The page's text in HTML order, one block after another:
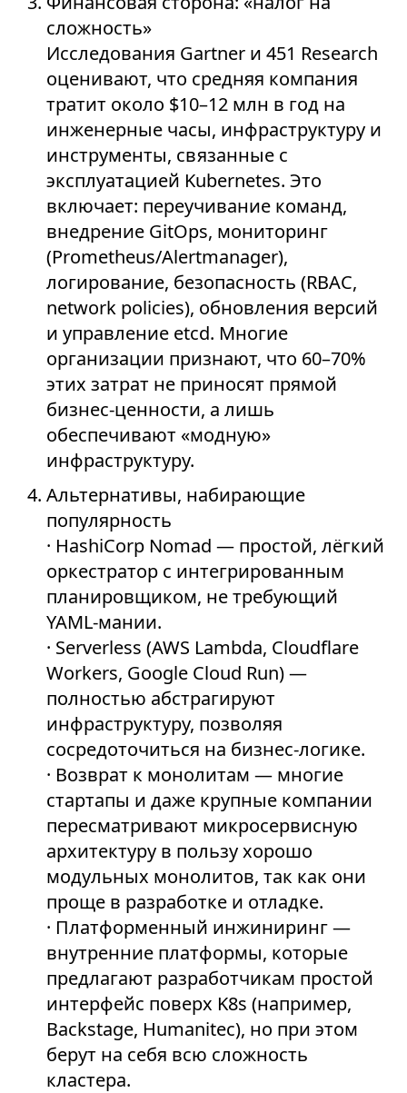
сложность»
Исследования Gartner и 451 Research
оценивают, что средняя компания
тратит около $10–12 млн в год на
инженерные часы, инфраструктуру и
инструменты, связанные с
эксплуатацией Kubernetes. Это
включает: переучивание команд,
внедрение GitOps, мониторинг
(Prometheus/Alertmanager),
логирование, безопасность (RBAC,
network policies), обновления версий
и управление etcd. Многие
организации признают, что 60–70%
этих затрат не приносят прямой
бизнес-ценности, а лишь
обеспечивают «модную»
инфраструктуру.
Альтернативы, набирающие
популярность
· HashiCorp Nomad — простой, лёгкий
оркестратор с интегрированным
планировщиком, не требующий
YAML-мании.
· Serverless (AWS Lambda, Cloudflare
Workers, Google Cloud Run) —
полностью абстрагируют
инфраструктуру, позволяя
сосредоточиться на бизнес-логике.
· Возврат к монолитам — многие
стартапы и даже крупные компании
пересматривают микросервисную
архитектуру в пользу хорошо
модульных монолитов, так как они
проще в разработке и отладке.
· Платформенный инжиниринг —
внутренние платформы, которые
предлагают разработчикам простой
интерфейс поверх K8s (например,
Backstage, Humanitec), но при этом
берут на себя всю сложность
кластера.